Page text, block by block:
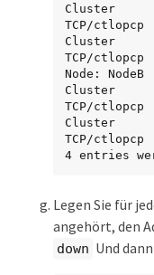
Cluster
TCP/ctlopcp
Cluster
TCP/ctlopcp
Node: NodeB
Cluster
TCP/ctlopcp
Cluster
TCP/ctlopcp
4 entries
Legen Sie für
angehört, den
down Und dann